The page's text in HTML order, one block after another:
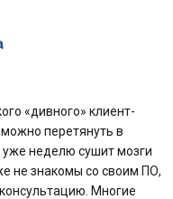
«дивного» клиент-
перетянуть в
неделю сушит мозги
не знакомы со своим ПО,
Многие